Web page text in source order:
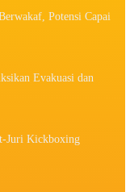
Potensi Capai
Evakuasi dan
Juri Kickboxing